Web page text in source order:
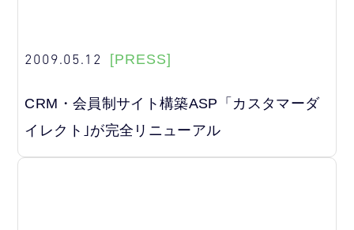
2009.05.12 [PRESS]
CRM・会員制サイト構築ASP「カスタマーダ
イレクト｣が完全リニューアル